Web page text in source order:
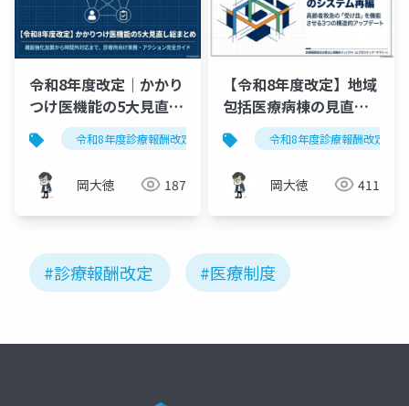
令和8年度改定｜かかり
つけ医機能の5大見直し
総まとめ──診療所向
けアクションガイド
令和8年度診療報酬改定 かかりつけ医機能 機能強
岡大徳 187
【令和8年度改定】地域
包括医療病棟の見直し
｜入院料再編・施設基
準緩和の要点整理
令和8年度診療報酬改定
岡大徳 411
#診療報酬改定 #医療制度